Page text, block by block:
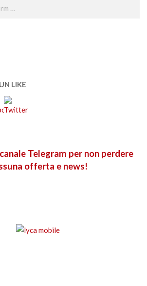
LIKE
Telegram per non perdere
offerta e news!